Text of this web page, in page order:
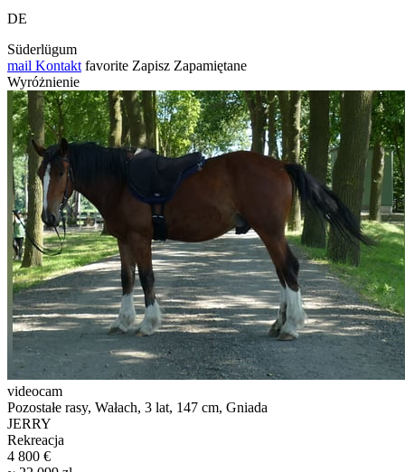
DE
Süderlügum
mail Kontakt favorite Zapisz Zapamiętane
Wyróżnienie
videocam
Pozostałe rasy, Wałach, 3 lat, 147 cm, Gniada
JERRY
Rekreacja
4 800 €